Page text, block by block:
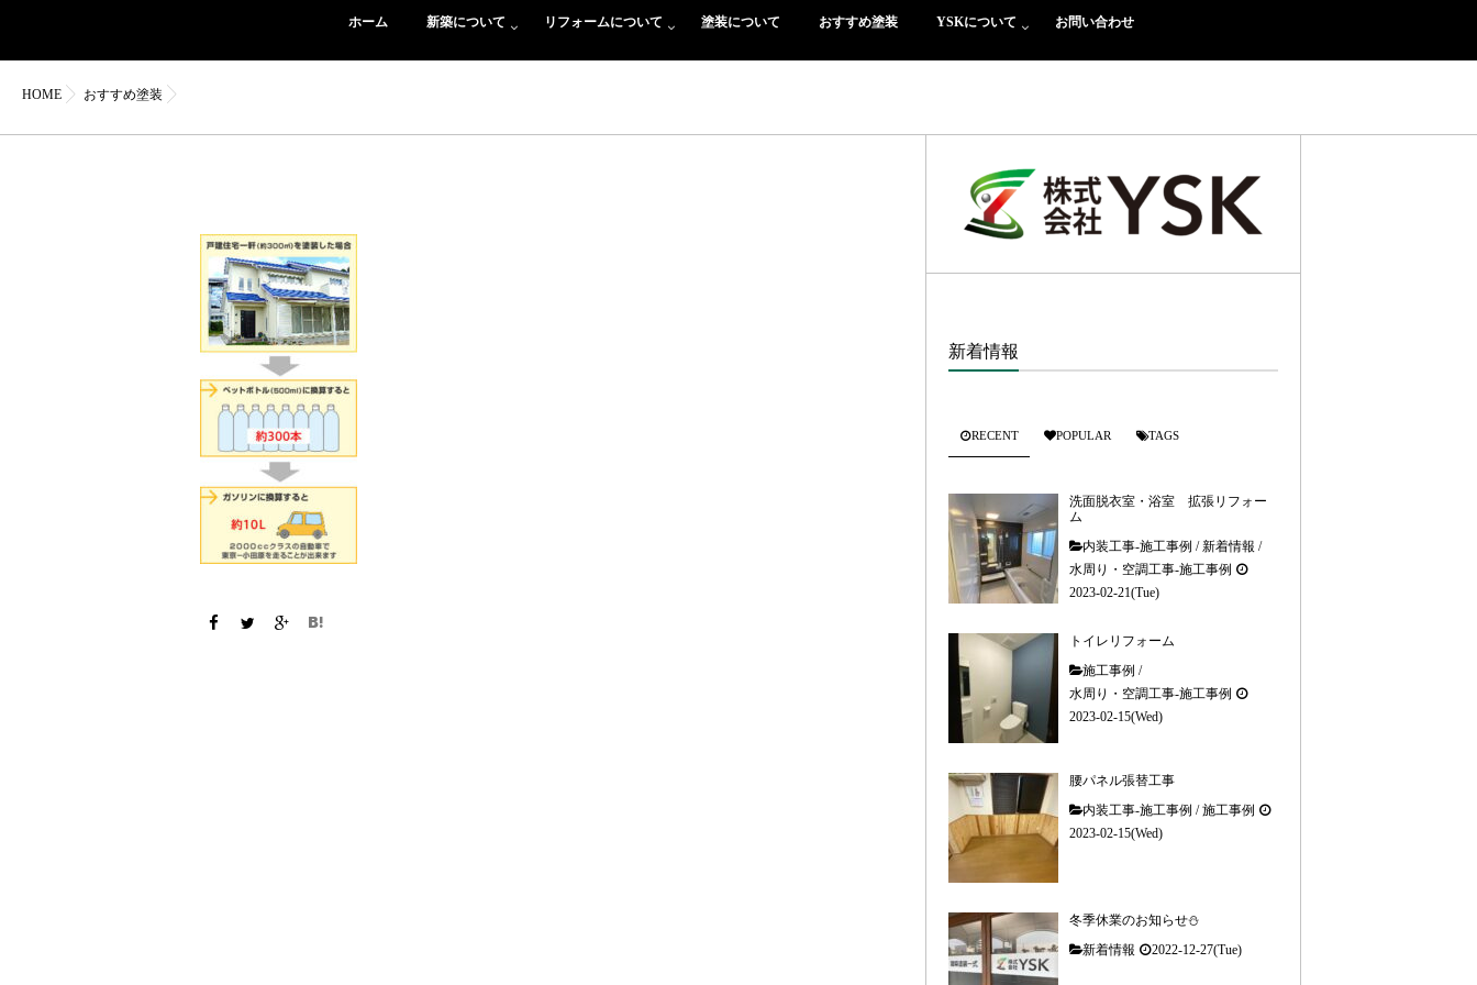
ホーム 新築について リフォームについて 塗装について おすすめ塗装 YSKについて お問い合わせ
HOME おすすめ塗装
新着情報
RECENT POPULAR TAGS
洗面脱衣室・浴室 拡張リフォー
ム
内装工事-施工事例 /新着情報 /
水周り・空調工事-施工事例
2023-02-21(Tue)
トイレリフォーム
施工事例 /
水周り・空調工事-施工事例
2023-02-15(Wed)
腰パネル張替工事
内装工事-施工事例 /施工事例
2023-02-15(Wed)
冬季休業のお知らせ⛄
新着情報
2022-12-27(Tue)